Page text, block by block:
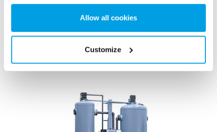
Allow all cookies
Customize
Kevertágyas, nem helyszíni regenerálás
Az EUREX a legkiválóbb minőségű sótalanított víz
előállítására szolgáló sótalanító berendezés, magas